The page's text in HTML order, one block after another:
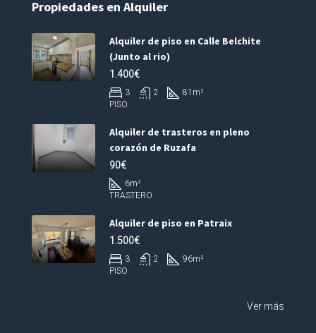
Propiedades en Alquiler
Alquiler de piso en Calle Belchite
(Junto al rio)
1.400€
3 2 81 m²
PISO
Alquiler de trasteros en pleno
corazón de Ruzafa
90€
6m²
TRASTERO
Alquiler de piso en Patraix
1.500€
3 2 96m²
PISO
Ver más